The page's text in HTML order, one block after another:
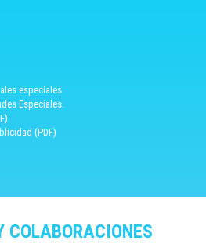
especiales
Especiales.
(PDF)